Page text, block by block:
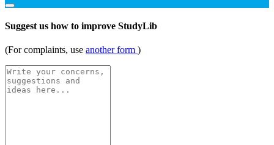
Suggest us how to improve StudyLib
(For complaints, use another form )